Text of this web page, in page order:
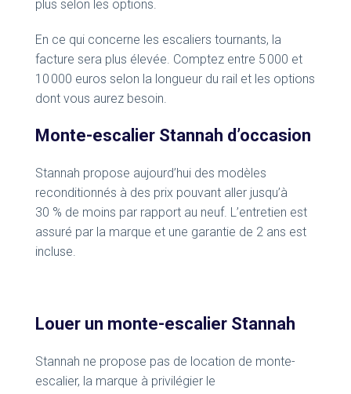
plus selon les options.
En ce qui concerne les escaliers tournants, la
facture sera plus élevée. Comptez entre 5 000 et
10 000 euros selon la longueur du rail et les options
dont vous aurez besoin.
Monte-escalier Stannah d’occasion
Stannah propose aujourd’hui des modèles
reconditionnés à des prix pouvant aller jusqu’à
30 % de moins par rapport au neuf. L’entretien est
assuré par la marque et une garantie de 2 ans est
incluse.
Louer un monte-escalier Stannah
Stannah ne propose pas de location de monte-
escalier, la marque à privilégier le